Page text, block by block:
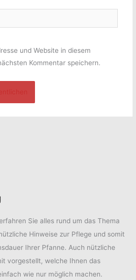
und Website in diesem
Kommentar speichern.
Sie alles rund um das Thema
Hinweise zur Pflege und somit
Ihrer Pfanne. Auch nützliche
vorgestellt, welche Ihnen das
wie nur möglich machen.